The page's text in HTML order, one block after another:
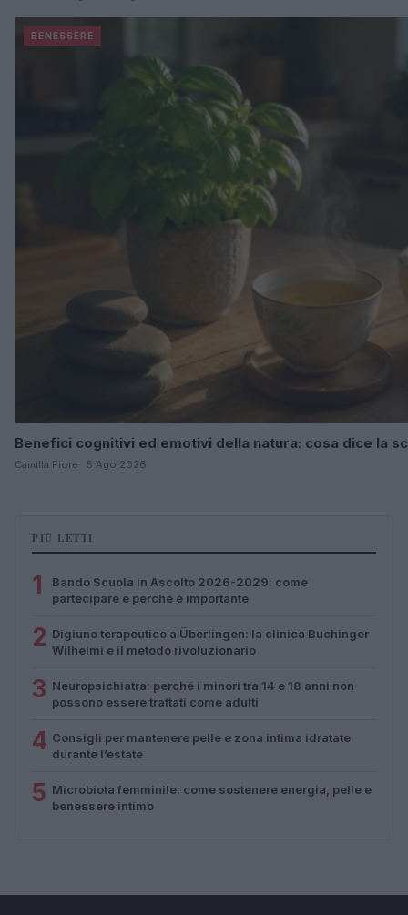
BENESSERE
Benefici cognitivi ed emotivi della natura: cosa dice la
Camilla Fiore · 5 Ago 2026
PIÙ LETTI
1
Bando Scuola in Ascolto 2026-2029: come
partecipare e perché è importante
2 Digiuno terapeutico a Überlingen: la clinica Buchinger
Wilhelmi e il metodo rivoluzionario
3 Neuropsichiatra: perché i minori tra 14 e 18 anni non
possono essere trattati come adulti
4 Consigli per mantenere pelle e zona intima idratate
durante l’estate
5 Microbiota femminile: come sostenere energia, pelle e
benessere intimo